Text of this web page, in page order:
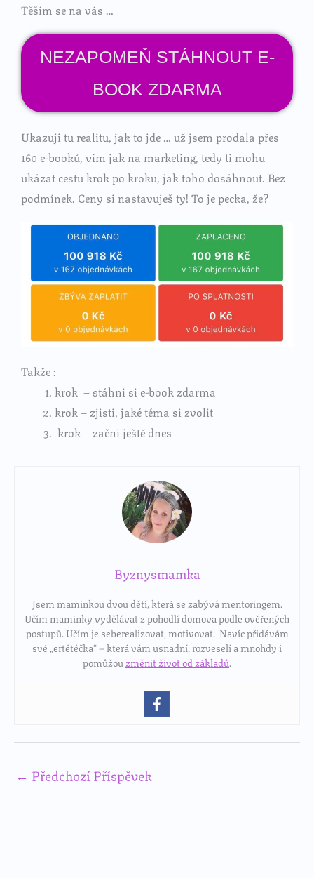
Těším se na vás …
NEZAPOMEŇ STÁHNOUT E-
BOOK ZDARMA
Ukazuji tu realitu, jak to jde … už jsem prodala přes
160 e-booků, vím jak na marketing, tedy ti mohu
ukázat cestu krok po kroku, jak toho dosáhnout. Bez
podmínek. Ceny si nastavuješ ty! To je pecka, že?
Takže :
krok – stáhni si e-book zdarma
krok – zjisti, jaké téma si zvolit
krok – začni ještě dnes
Byznysmamka
Jsem maminkou dvou dětí, která se zabývá mentoringem.
Učím maminky vydělávat z pohodlí domova podle ověřených
postupů. Učím je seberealizovat, motivovat. Navíc přidávám
své „ertétéčka“ – která vám usnadní, rozveselí a mnohdy i
pomůžouzměnit život od základů.
← Předchozí Příspěvek